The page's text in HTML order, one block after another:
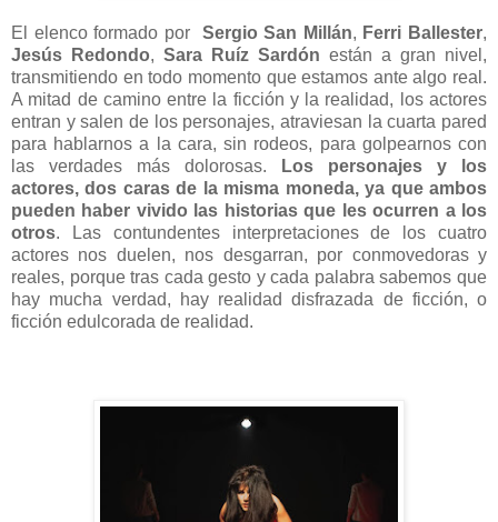
El elenco formado por Sergio San Millán, Ferri Ballester,
Jesús Redondo, Sara Ruíz Sardón están a gran nivel,
transmitiendo en todo momento que estamos ante algo real.
A mitad de camino entre la ficción y la realidad, los actores
entran y salen de los personajes, atraviesan la cuarta pared
para hablarnos a la cara, sin rodeos, para golpearnos con
las verdades más dolorosas.
Los personajes y los
actores, dos caras de la misma moneda, ya que ambos
pueden haber vivido las historias que les ocurren a los
otros. Las contundentes interpretaciones de los cuatro
actores nos duelen, nos desgarran, por conmovedoras y
reales, porque tras cada gesto y cada palabra sabemos que
hay mucha verdad, hay realidad disfrazada de ficción, o
ficción edulcorada de realidad.